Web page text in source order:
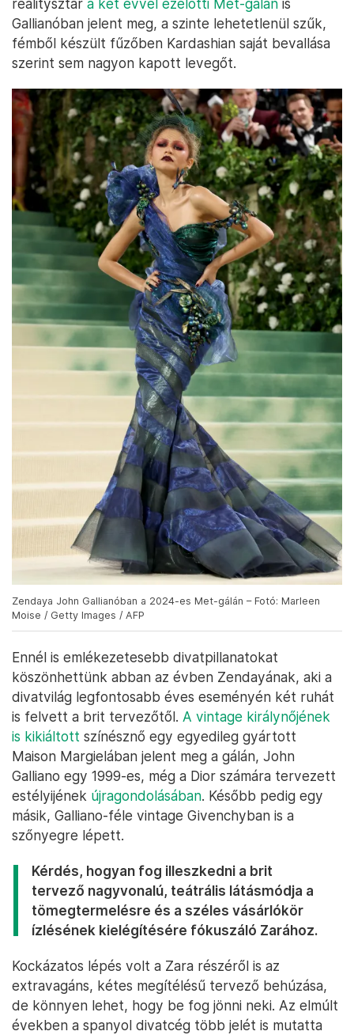
realitysztár a két évvel ezelőtti Met-gálán is
Gallianóban jelent meg, a szinte lehetetlenül szűk,
fémből készült fűzőben Kardashian saját bevallása
szerint sem nagyon kapott levegőt.
Zendaya John Gallianóban a 2024-es Met-gálán – Fotó: Marleen
Moise / Getty Images / AFP
Ennél is emlékezetesebb divatpillanatokat
köszönhettünk abban az évben Zendayának, aki a
divatvilág legfontosabb éves eseményén két ruhát
is felvett a brit tervezőtől. A vintage királynőjének
is kikiáltott színésznő egy egyedileg gyártott
Maison Margielában jelent meg a gálán, John
Galliano egy 1999-es, még a Dior számára tervezett
estélyijének újragondolásában. Később pedig egy
másik, Galliano-féle vintage Givenchyban is a
szőnyegre lépett.
Kérdés, hogyan fog illeszkedni a brit
tervező nagyvonalú, teátrális látásmódja a
tömegtermelésre és a széles vásárlókör
ízlésének kielégítésére fókuszáló Zarához.
Kockázatos lépés volt a Zara részéről is az
extravagáns, kétes megítélésű tervező behúzása,
de könnyen lehet, hogy be fog jönni neki. Az elmúlt
években a spanyol divatcég több jelét is mutatta